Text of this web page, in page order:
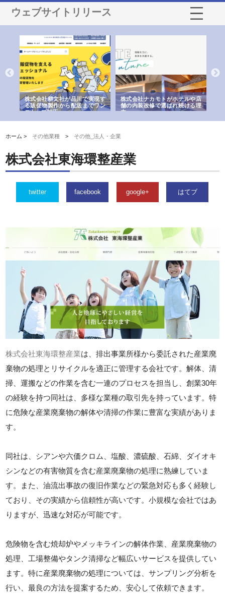
ウェブサイトリリース
株式会社耕文社が品川で実現す
る販促物製作から配送までワン
ストップ対応
株式会社ナカモトがホテルや店
舗の内装改修で選ばれ続ける理
由
ホーム > その他業種 > その他_法人・企業
株式会社東海環整産業
twitter facebook google+ はてブ
株式会社東海環整産業は、排出事業所様から委託された産業廃
棄物の処理とリサイクルを適正に管理する会社です。解体、清
掃、運搬などの作業を含む一連のプロセスを担当し、創業30年
の経験を持つ同社は、多様な業種の取引先を持っています。特
に危険な産業廃棄物の解体や清掃の作業に豊富な実績がありま
す。
同社は、シアンや六価クロム、塩酸、濃硫酸、石綿、ダイオキ
シンなどの有害物質を含む産業廃棄物の処理に熟練していま
す。また、油流出事故の復旧作業などの緊急対応も多く経験し
ており、その実績から信頼性が高いです。小規模な会社ではあ
りますが、迅速な対応が可能です。
危険物を含む焼却炉やメッキラインの解体作業、産業廃棄物の
処理、工場整備やタンク清掃など幅広いサービスを提供してい
ます。特に産業廃棄物の処理については、サンプリング分析を
行い、最良の方法を提案するため、安心して依頼できます。